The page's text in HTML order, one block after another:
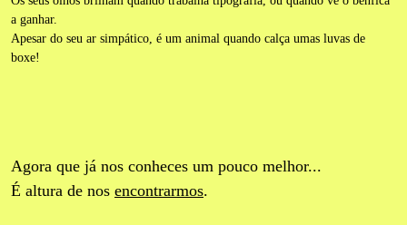
a ganhar.
Apesar do seu ar simpático, é um animal quando calça umas luvas de
boxe!
Agora que já nos conheces um pouco melhor...
É altura de nos encontrarmos.